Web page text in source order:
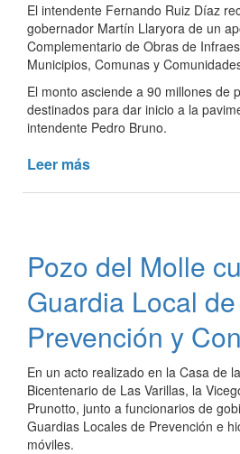
concluída
El intendente Fernando Ruiz Díaz
gobernador Martín Llaryora de un
Complementario de Obras de
Municipios, Comunas y
El monto asciende a 90 millones de
destinados para dar inicio a la
intendente Pedro Bruno.
Leer más
la
diagonal
Pedro
Pozo del Molle
Guardia Local de
Prevención y
En un acto realizado en la Casa de
Bicentenario de Las Varillas, la
Prunotto, junto a funcionarios de
Guardias Locales de Prevención e
móviles.